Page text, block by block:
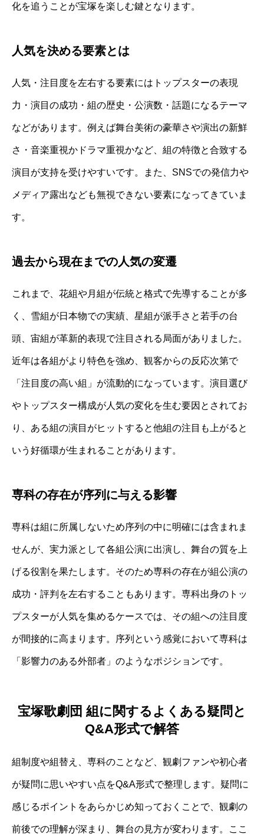
化を追うことが宝塚を楽しむ鍵となります。
人気を決める要素とは
人気・注目度を左右する要素にはトップスターの表現
力・演目の成功・組の歴史・公演数・話題になるテーマ
などがあります。例えば舞台美術の豪華さや演出の新鮮
さ・音楽重視かドラマ重視かなど、組の特徴と合致する
演目が支持を受けやすいです。また、SNSでの発信力や
メディア露出なども無視できない要素になってきていま
す。
過去から現在までの人気の変遷
これまで、花組や月組が伝統と格式で先導することが多
く、雪組が日本物での実績、星組が派手さと若手の台
頭、宙組が革新的表現で注目される局面がありました。
近年は各組がより特色を強め、観客からの反応次第で
「注目度の高い組」が流動的になっています。演目選び
やトップスター構成が人気の変化を生む要因とされてお
り、ある組の演目がヒットすると他組の注目も上がると
いう好循環が生まれることがあります。
専科の存在が序列に与える影響
専科は組に所属しないため序列の中に明確には含まれま
せんが、実力派として各組公演に出演し、舞台の質を上
げる役割を果たします。そのため専科の存在が組公演の
成功・評判を左右することもあります。専科出身のトッ
プスターが人気を集めるケースでは、その組への注目度
が間接的に高まります。序列という感覚において専科は
「影響力のある外部者」のようなポジションです。
宝塚歌劇団 組に関するよくある疑問と
Q&A形式で解答
組制度や組替え、専科のことなど、観劇ファンや初心者
が疑問に思いやすい点をQ&A形式で整理します。疑問に
感じるポイントをあらかじめ知っておくことで、観劇の
前後での理解が深まり、舞台の見方が変わります。ここ